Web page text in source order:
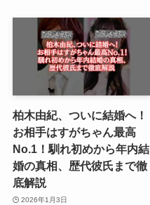
柏木由紀、ついに結婚へ！
お相手はすがちゃん最高
No.1！馴れ初めから年内結
婚の真相、歴代彼氏まで徹
底解説
2026年1月3日